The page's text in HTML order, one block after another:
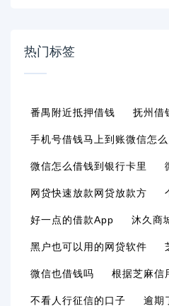
热门标签
番禺附近抵押借钱 抚州借
手机号借钱马上到账微信怎
微信怎么借钱到银行卡里
网贷快速放款网贷放款方
好一点的借款app 沐久商
黑户也可以用的网贷软件
微信也借钱吗 根据芝麻信
不看人行征信的口子 逾期